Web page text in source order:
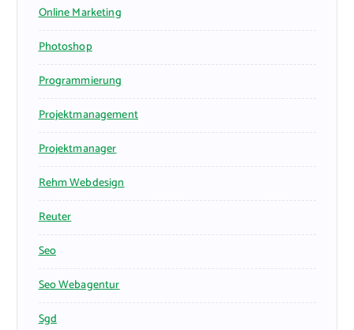
Online Marketing
Photoshop
Programmierung
Projektmanagement
Projektmanager
Rehm Webdesign
Reuter
Seo
Seo Webagentur
Sgd